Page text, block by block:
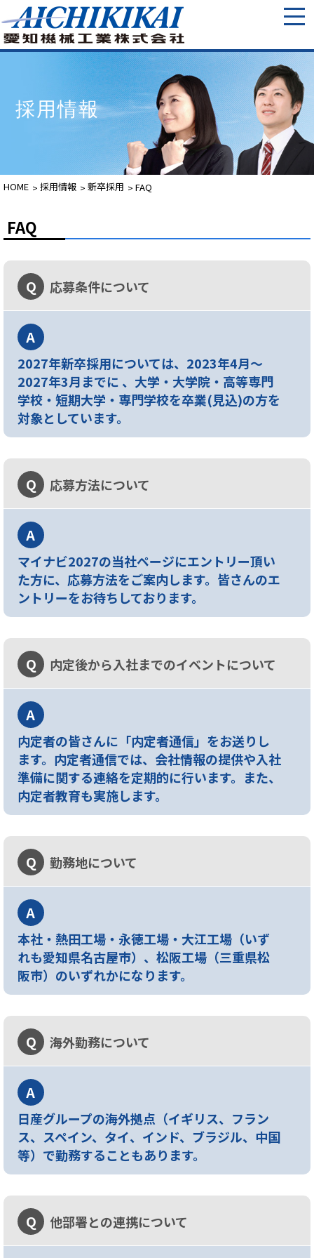
採用情報
HOME 採用情報 新卒採用 FAQ
FAQ
Q 応募条件について
A
2027年新卒採用については、2023年4月～
2027年3月までに 、大学・大学院・高等専門
学校・短期大学・専門学校を卒業(見込)の方を
対象としています。
Q 応募方法について
A
マイナビ2027の当社ページにエントリー頂い
た方に、応募方法をご案内します。皆さんのエ
ントリーをお待ちしております。
Q 内定後から入社までのイベントについて
A
内定者の皆さんに「内定者通信」をお送りし
ます。内定者通信では、会社情報の提供や入社
準備に関する連絡を定期的に行います。また、
内定者教育も実施します。
Q 勤務地について
A
本社・熱田工場・永徳工場・大江工場（いず
れも愛知県名古屋市）、松阪工場（三重県松
阪市）のいずれかになります。
Q 海外勤務について
A
日産グループの海外拠点（イギリス、フラン
ス、スペイン、タイ、インド、ブラジル、中国
等）で勤務することもあります。
Q 他部署との連携について